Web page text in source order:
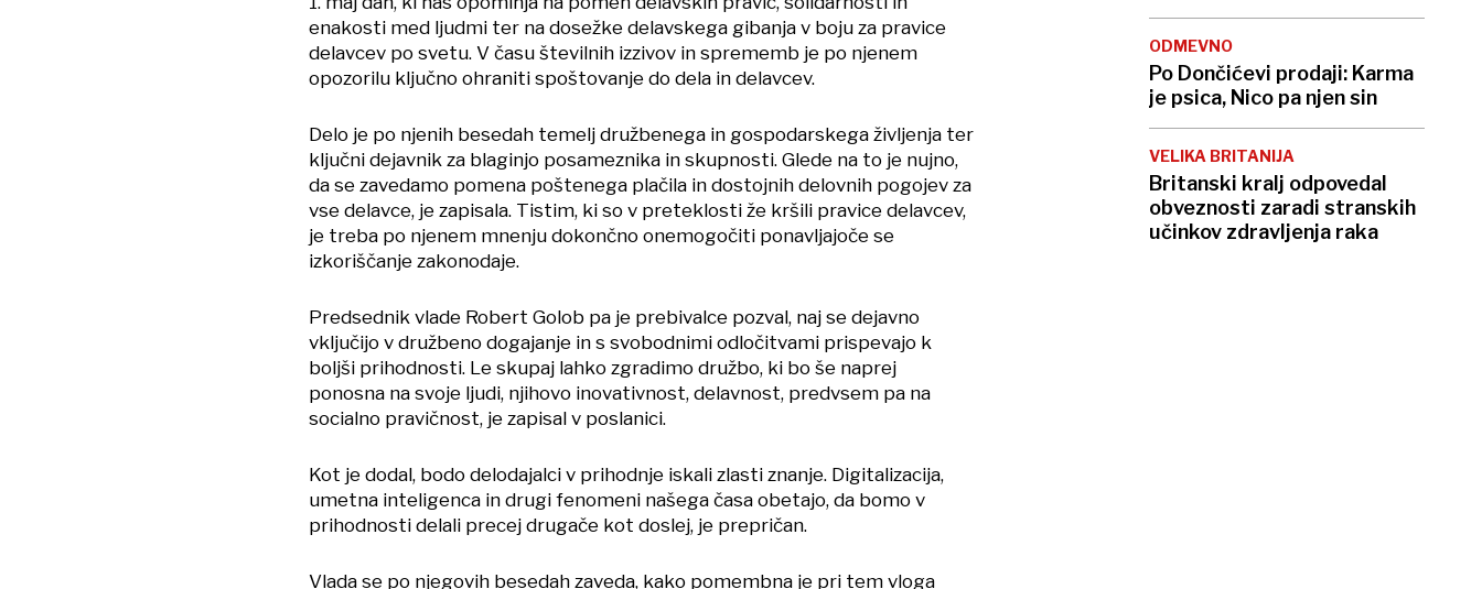
enakosti med ljudmi ter na dosežke delavskega gibanja v boju za pravice
delavcev po svetu. V času številnih izzivov in sprememb je po njenem
opozorilu ključno ohraniti spoštovanje do dela in delavcev.
Delo je po njenih besedah temelj družbenega in gospodarskega življenja ter
ključni dejavnik za blaginjo posameznika in skupnosti. Glede na to je nujno,
da se zavedamo pomena poštenega plačila in dostojnih delovnih pogojev za
vse delavce, je zapisala. Tistim, ki so v preteklosti že kršili pravice delavcev,
je treba po njenem mnenju dokončno onemogočiti ponavljajoče se
izkoriščanje zakonodaje.
Predsednik vlade Robert Golob pa je prebivalce pozval, naj se dejavno
vključijo v družbeno dogajanje in s svobodnimi odločitvami prispevajo k
boljši prihodnosti. Le skupaj lahko zgradimo družbo, ki bo še naprej
ponosna na svoje ljudi, njihovo inovativnost, delavnost, predvsem pa na
socialno pravičnost, je zapisal v poslanici.
Kot je dodal, bodo delodajalci v prihodnje iskali zlasti znanje. Digitalizacija,
umetna inteligenca in drugi fenomeni našega časa obetajo, da bomo v
prihodnosti delali precej drugače kot doslej, je prepričan.
Vlada se po njegovih besedah zaveda, kako pomembna je pri tem vloga
ODMEVNO
Po Dončićevi prodaji: Karma
je psica, Nico pa njen sin
VELIKA BRITANIJA
Britanski kralj odpovedal
obveznosti zaradi stranskih
učinkov zdravljenja raka